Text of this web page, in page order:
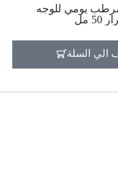
يومي للوجه
مل
الي السلة